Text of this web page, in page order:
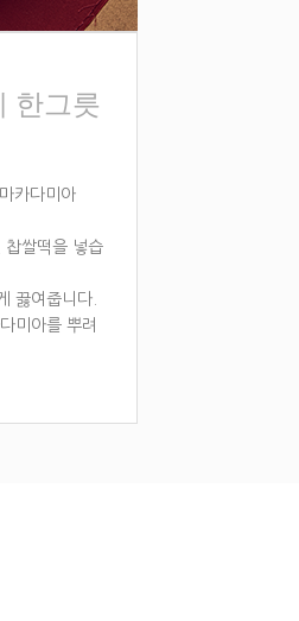
한그릇
카다미아
쌀떡을 넣습
끓여줍니다.
미아를 뿌려